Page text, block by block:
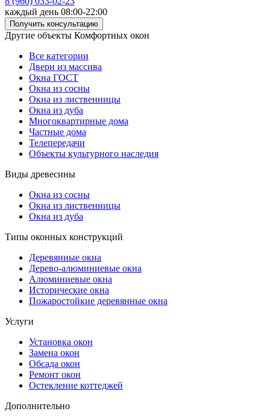
каждый день 08:00-22:00
Получить консультацию
Другие объекты Комфортных окон
Все категории
Двери из массива
Окна ГОСТ
Окна из сосны
Окна из лиственницы
Окна из дуба
Многоквартирные дома
Частные дома
Телепередачи
Объекты культурного наследия
Виды древесины
Окна из сосны
Окна из лиственницы
Окна из дуба
Типы оконных конструкций
Деревянные окна
Дерево-алюминиевые окна
Алюминиевые окна
Исторические окна
Пожаростойкие деревянные окна
Услуги
Установка окон
Замена окон
Обсада окон
Ремонт окон
Остекление коттеджей
Дополнительно